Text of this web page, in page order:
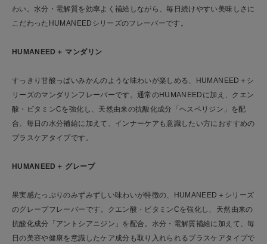
わい。水分・電解質を効率よく補給しながら、毎日続けやすい美味しさに
こだわったHUMANEEDシリーズのフレーバーです。
HUMANEED＋ マンダリン
すっきり甘酸っぱいみかんのような味わいが楽しめる、HUMANEED＋シ
リーズのマンダリンフレーバーです。通常のHUMANEEDに加え、クエン
酸・ビタミンCを強化し、天然由来の抗酸化成分「ヘスペリジン」を配
合。毎日の水分補給に加えて、インナーケアも意識したい方におすすめの
プラスケアタイプです。
HUMANEED＋ グレープ
果実感たっぷりのみずみずしい味わいが特徴の、HUMANEED＋シリーズ
のグレープフレーバーです。クエン酸・ビタミンCを強化し、天然由来の
抗酸化成分「アントシアニジン」を配合。水分・電解質補給に加えて、毎
日の美容や健康を意識したケア成分も取り入れられるプラスケアタイプで